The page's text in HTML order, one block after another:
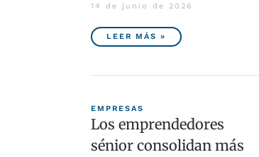
14 de junio de 2026
LEER MÁS »
EMPRESAS
Los emprendedores
sénior consolidan más